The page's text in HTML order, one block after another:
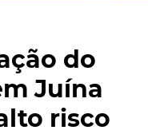
do
Juína
risco